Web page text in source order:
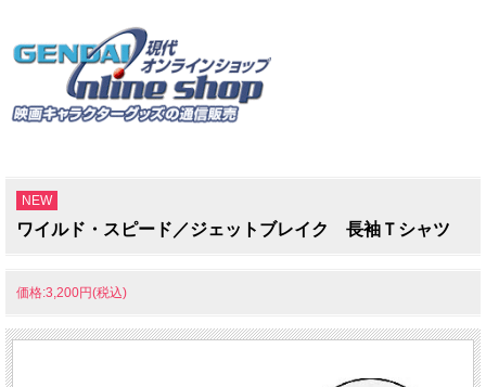
NEW
ワイルド・スピード／ジェットブレイク 長袖Ｔシャツ
価格:3,200円(税込)